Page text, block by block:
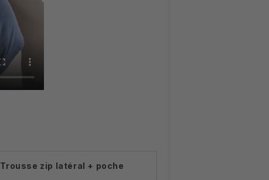
Trousse zip latéral + poche